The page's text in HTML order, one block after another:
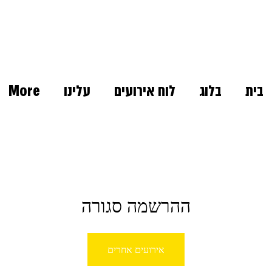
בית בלוג לוח אירועים עלינו More
ההרשמה סגורה
אירועים אחרים